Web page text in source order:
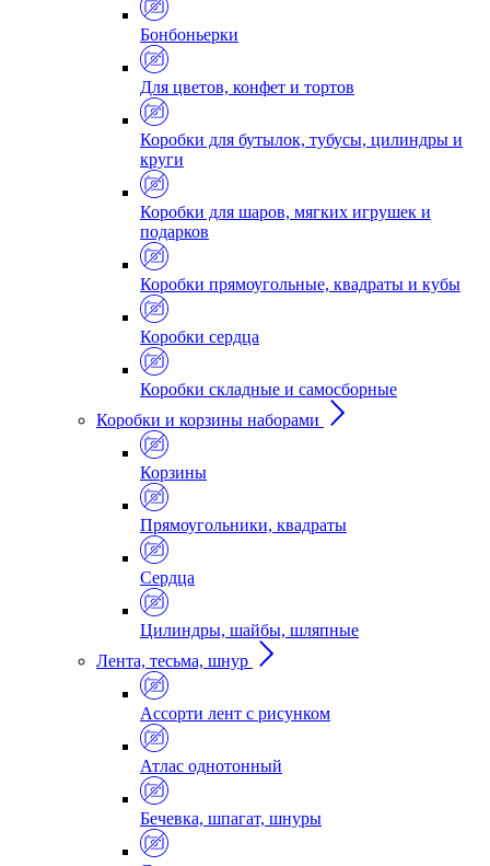
Бонбоньерки
Для цветов, конфет и тортов
Коробки для бутылок, тубусы, цилиндры и
круги
Коробки для шаров, мягких игрушек и
подарков
Коробки прямоугольные, квадраты и кубы
Коробки сердца
Коробки складные и самосборные
Коробки и корзины наборами
Корзины
Прямоугольники, квадраты
Сердца
Цилиндры, шайбы, шляпные
Лента, тесьма, шнур
Ассорти лент с рисунком
Атлас однотонный
Бечевка, шпагат, шнуры